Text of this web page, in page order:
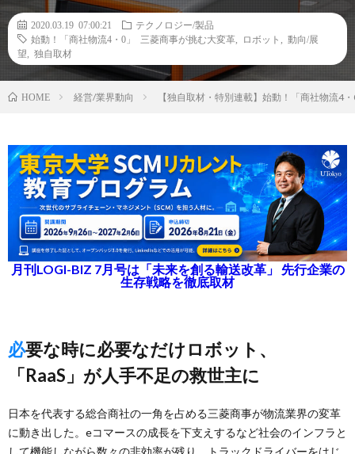
2020.03.19 07:00:21
テクノロジー/製品
始動！「商社物流4・0」 三菱商事が挑む大変革
ロボット
動向/展
望
独自取材
HOME 経営/業界動向 【独自取材・特別連載】始動！「商社物流4
月刊LOGI-BIZ 7月号は「未来を創る輸送改革」 先行企業の
生存戦略を徹底取材
必要な時に必要なだけロボット、
「RaaS」が人手不足の救世主に
日本を代表する総合商社の一角を占める三菱商事が物流業界の変革
に動き出した。eコマースの成長を下支えするなど社会のインフラと
して機能しながら数々の非効率が残り、トラックドライバーをはじ